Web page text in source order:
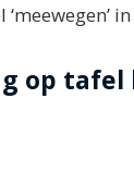
op tafel